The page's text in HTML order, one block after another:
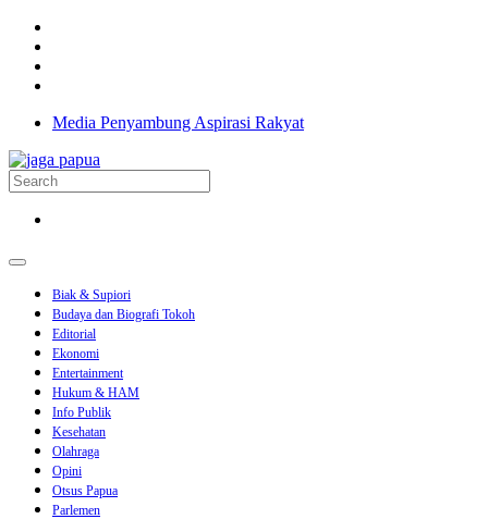
Media Penyambung Aspirasi Rakyat
Biak & Supiori
Budaya dan Biografi Tokoh
Editorial
Ekonomi
Entertainment
Hukum & HAM
Info Publik
Kesehatan
Olahraga
Opini
Otsus Papua
Parlemen